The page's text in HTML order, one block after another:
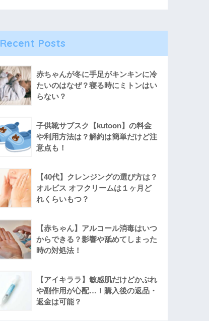
Recent Posts
赤ちゃんが冬に手足がキンキンに冷
たいのはなぜ？寝る時にミトンはい
らない？
子供靴サブスク【kutoon】の料金
や利用方法は？解約は簡単だけど注
意点も！
【40代】クレンジングの選び方は？
オルビス オフクリームは１ヶ月ど
れくらいもつ？
【赤ちゃん】アルコール消毒はいつ
からできる？影響や舐めてしまった
時の対処法！
【アイキララ】敏感肌だけどかぶれ
や副作用が心配…！購入後の返品・
返金は可能？